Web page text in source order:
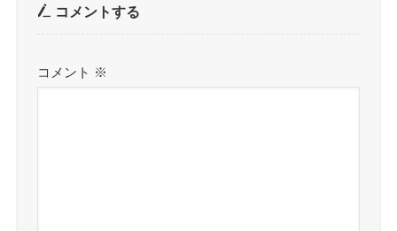
コメントする
コメント ※